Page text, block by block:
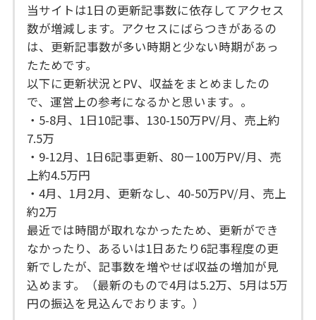
当サイトは1日の更新記事数に依存してアクセス
数が増減します。アクセスにばらつきがあるの
は、更新記事数が多い時期と少ない時期があっ
たためです。
以下に更新状況とPV、収益をまとめましたの
で、運営上の参考になるかと思います。。
・5-8月、1日10記事、130-150万PV/月、売上約
7.5万
・9-12月、1日6記事更新、80－100万PV/月、売
上約4.5万円
・4月、1月2月、更新なし、40-50万PV/月、売上
約2万
最近では時間が取れなかったため、更新ができ
なかったり、あるいは1日あたり6記事程度の更
新でしたが、記事数を増やせば収益の増加が見
込めます。（最新のもので4月は5.2万、5月は5万
円の振込を見込んでおります。）